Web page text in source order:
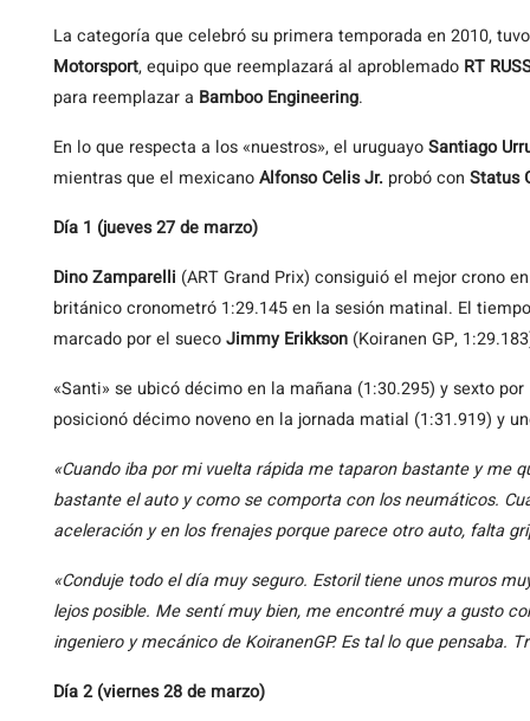
La categoría que celebró su primera temporada en 2010,
Motorsport, equipo que reemplazará al aproblemado RT
para reemplazar a Bamboo Engineering.
En lo que respecta a los «nuestros», el uruguayoSantiago
mientras que el mexicanoAlfonso Celis Jr. probó con Status
Día 1 (jueves 27 de marzo)
Dino Zamparelli (ART Grand Prix) consiguió el mejor crono
británico cronometró 1:29.145 en la sesión matinal. El
marcado por el suecoJimmy Erikkson (Koiranen GP,
«Santi» se ubicó décimo en la mañana (1:30.295) y sexto
posicionó décimo noveno en la jornada matial (1:31.919) y
«Cuando iba por mi vuelta rápida me taparon bastante y me
bastante el auto y como se comporta con los neumáticos.
aceleración y en los frenajes porque parece otro auto, falta
«Conduje todo el día muy seguro. Estoril tiene unos muros
lejos posible. Me sentí muy bien, me encontré muy a gusto
ingeniero y mecánico de KoiranenGP. Es tal lo que pensaba.
Día 2 (viernes 28 de marzo)